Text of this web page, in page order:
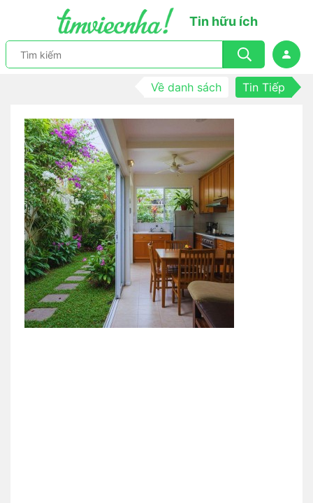
Tin hữu ích
Về danh sách Tin Tiếp